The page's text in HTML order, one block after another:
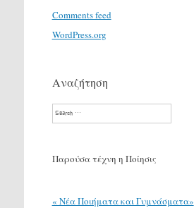
Comments feed
WordPress.org
Αναζήτηση
Search
Παρούσα τέχνη η Ποίησις
« Νέα Ποιήματα και Γυμνάσματα»